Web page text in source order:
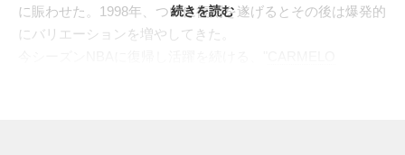
に賑わせた。1998年、ついに復刻を遂げるとその後は爆発的
にバリエーションを増やしてきた。
続きを読む